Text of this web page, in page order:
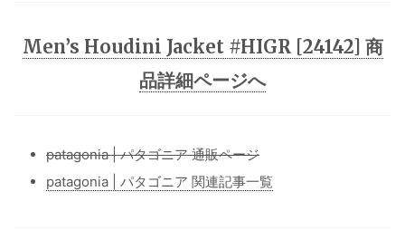
Men’s Houdini Jacket #HIGR [24142] 商
品詳細ページへ
patagonia | パタゴニア 通販ページ
patagonia | パタゴニア 関連記事一覧